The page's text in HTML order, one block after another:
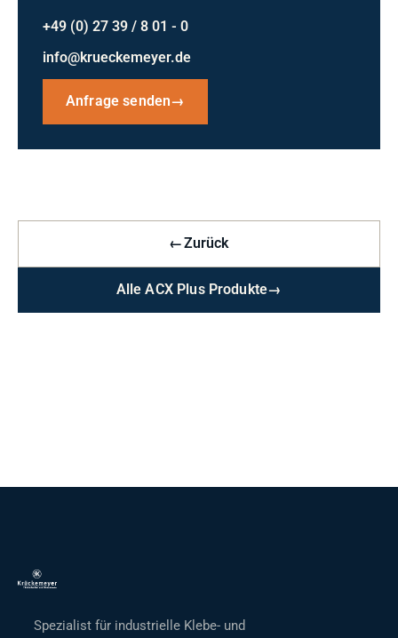
+49 (0) 27 39 / 8 01 - 0
info@krueckemeyer.de
Anfrage senden→
←Zurück
Alle ACX Plus Produkte→
Spezialist für industrielle Klebe- und